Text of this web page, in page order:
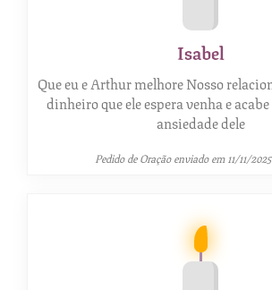
Isabel
Que eu e Arthur melhore Nosso
dinheiro que ele espera venha e
ansiedade dele
Pedido de Oração enviado em 11/11/2025